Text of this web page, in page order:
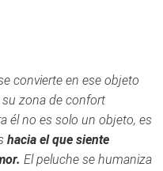
convierte en ese objeto
su zona de confort
él no es solo un objeto, es
hacia el que siente
El peluche se humaniza